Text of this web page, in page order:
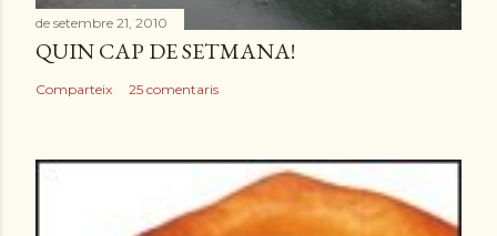
de setembre 21, 2010
QUIN CAP DE SETMANA!
Comparteix 25 comentaris